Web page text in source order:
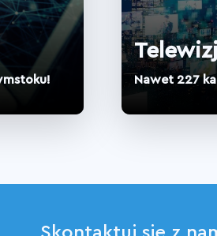
Nawet 227